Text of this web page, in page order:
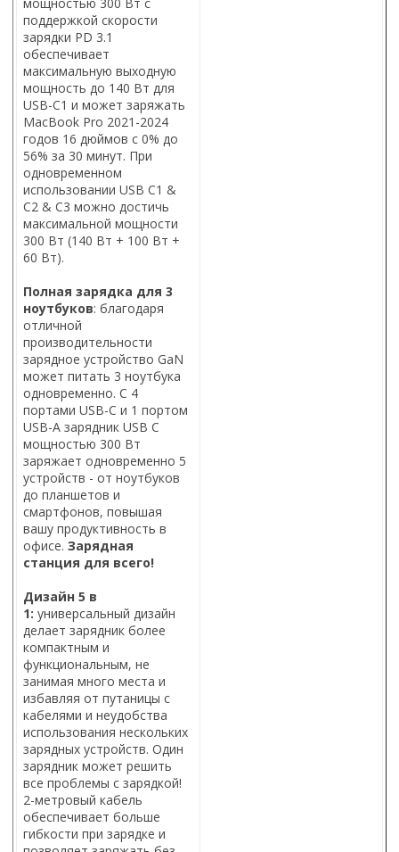
поддержкой скорости
зарядки PD 3.1
обеспечивает
максимальную выходную
мощность до 140 Вт для
USB-C1 и может заряжать
MacBook Pro 2021-2024
годов 16 дюймов с 0% до
56% за 30 минут. При
одновременном
использовании USB C1 &
C2 & C3 можно достичь
максимальной мощности
300 Вт (140 Вт + 100 Вт +
60 Вт).
Полная зарядка для 3
ноутбуков: благодаря
отличной
производительности
зарядное устройство GaN
может питать 3 ноутбука
одновременно. С 4
портами USB-C и 1 портом
USB-A зарядник USB C
мощностью 300 Вт
заряжает одновременно 5
устройств - от ноутбуков
до планшетов и
смартфонов, повышая
вашу продуктивность в
офисе. Зарядная
станция для всего!
Дизайн 5 в
1: универсальный дизайн
делает зарядник более
компактным и
функциональным, не
занимая много места и
избавляя от путаницы с
кабелями и неудобства
использования нескольких
зарядных устройств. Один
зарядник может решить
все проблемы с зарядкой!
2-метровый кабель
обеспечивает больше
гибкости при зарядке и